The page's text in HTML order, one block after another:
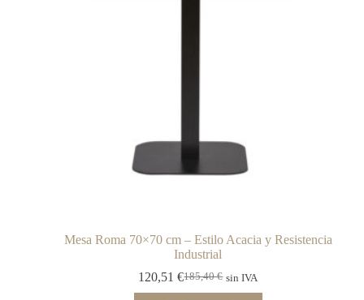
Mesa Roma 70×70 cm – Estilo Acacia y Resistencia
Industrial
185,40€
120,51€ sin IVA